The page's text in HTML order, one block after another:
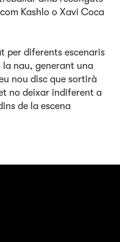
Kashlo o Xavi Coca
per diferents escenaris
nau, generant una
nou disc que sortirà
no deixar indiferent a
de la escena